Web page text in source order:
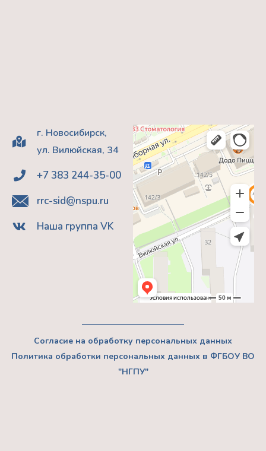
г. Новосибирск,
ул. Вилюйская, 34
+7 383 244-35-00
rrc-sid@nspu.ru
Наша группа VK
Согласие на обработку персональных данных
Политика обработки персональных данных в ФГБОУ ВО
"НГПУ"